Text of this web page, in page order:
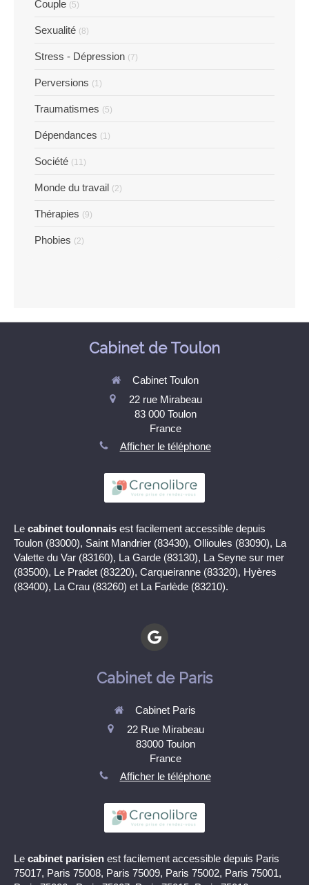
Couple (5)
Sexualité (8)
Stress - Dépression (7)
Perversions (1)
Traumatismes (5)
Dépendances (1)
Société (11)
Monde du travail (2)
Thérapies (9)
Phobies (2)
Cabinet de Toulon
Cabinet Toulon
22 rue Mirabeau
83 000 Toulon
France
Afficher le téléphone
Le cabinet toulonnais est facilement accessible depuis
Toulon (83000), Saint Mandrier (83430), Ollioules (83090), La
Valette du Var (83160), La Garde (83130), La Seyne sur mer
(83500), Le Pradet (83220), Carqueiranne (83320), Hyères
(83400), La Crau (83260) et La Farlède (83210).
Cabinet de Paris
Cabinet Paris
22 Rue Mirabeau
83000 Toulon
France
Afficher le téléphone
Le cabinet parisien est facilement accessible depuis Paris
75017, Paris 75008, Paris 75009, Paris 75002, Paris 75001,